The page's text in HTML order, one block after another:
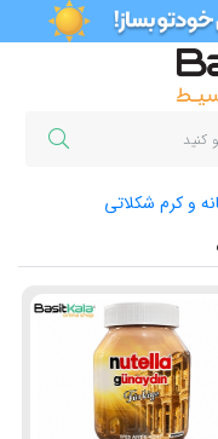
و کرم شکلاتی